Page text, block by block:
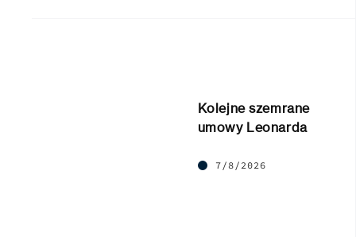
Kolejne szemrane
umowy Leonarda
7/8/2026